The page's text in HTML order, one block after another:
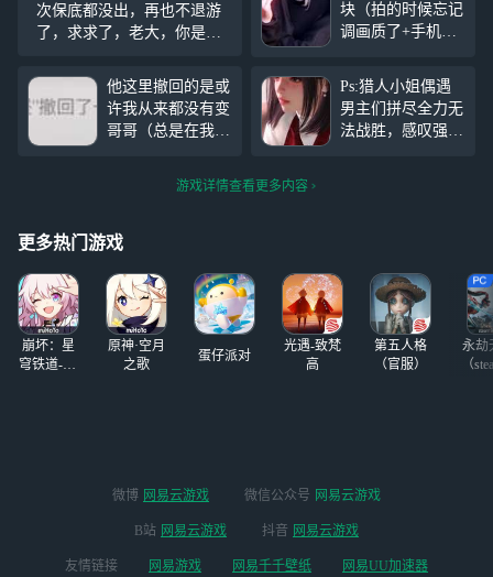
次保底都没出，再也不退游
了，求求了，老大，你是我
ェＴ=)挨骂૮ ºﻌºა站岗
块（拍的时候忘记
调画质了+手机配
的） ps:给朋友看
了，朋友说和彻子
哥合拍的那张角度
看不到X像两个帅
他这里撤回的是或
许我从来都没有变
哥哥（总是在我面
） 不再是领养关
系，说明什么，说
光明正大的在一起
Ps:猎人小姐偶遇
男主们拼尽全力无
法战胜，感叹强者
还请各位夫人轻
喷） Pps:黎医生时
间线代入“企鹅认
成
游戏详情查看更多内容
更多热门游戏
崩坏：星
穹铁道-4.4
原神·空月
之歌
蛋仔派对
光遇-致梵
高
第五人格
（官服）
永劫
（
微博 网易云游戏 微信公众号 网易云游戏
B站 网易云游戏 抖音 网易云游戏
友情链接 网易游戏 网易千千壁纸 网易UU加速器